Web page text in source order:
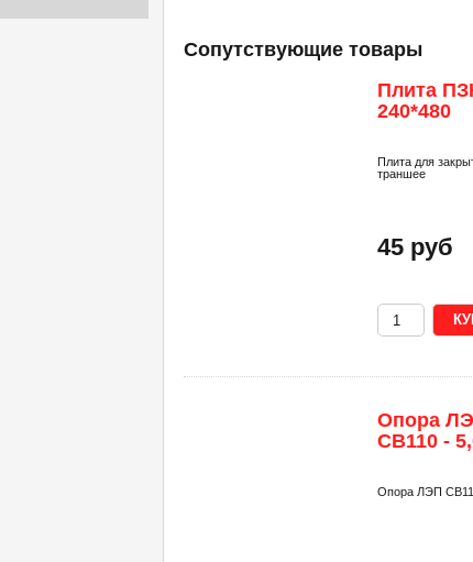
Сопутствующие товары
Плита
240*480
Плита для
траншее
45 руб
Опора
СВ110 -
Опора ЛЭП